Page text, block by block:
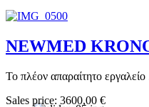
NEWMED
Το πλέον απαραίτητο
Sales price: 3600,00 €